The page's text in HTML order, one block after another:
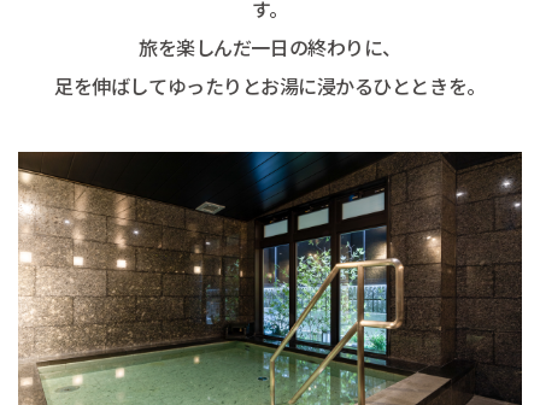
す。
旅を楽しんだ一日の終わりに、
足を伸ばしてゆったりとお湯に浸かるひとときを。